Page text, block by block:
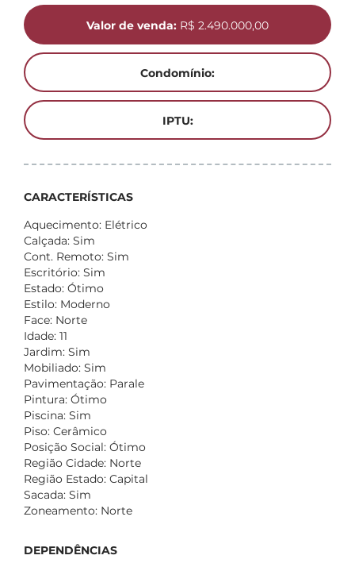
Valor de venda: R$ 2.490.000,00
Condomínio:
IPTU:
CARACTERÍSTICAS
Aquecimento: Elétrico
Calçada: Sim
Cont. Remoto: Sim
Escritório: Sim
Estado: Ótimo
Estilo: Moderno
Face: Norte
Idade: 11
Jardim: Sim
Mobiliado: Sim
Pavimentação: Parale
Pintura: Ótimo
Piscina: Sim
Piso: Cerâmico
Posição Social: Ótimo
Região Cidade: Norte
Região Estado: Capital
Sacada: Sim
Zoneamento: Norte
DEPENDÊNCIAS